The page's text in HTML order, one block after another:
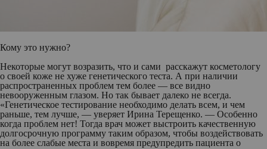
Кому это нужно?
Некоторые могут возразить, что и сами расскажут косметологу
о своей коже не хуже генетического теста. А при наличии
распространенных проблем тем более — все видно
невооруженным глазом. Но так бывает далеко не всегда.
«Генетическое тестирование необходимо делать всем, и чем
раньше, тем лучше, — уверяет Ирина Терещенко. — Особенно
когда проблем нет! Тогда врач может выстроить качественную
долгосрочную программу таким образом, чтобы воздействовать
на более слабые места и вовремя предупредить пациента о